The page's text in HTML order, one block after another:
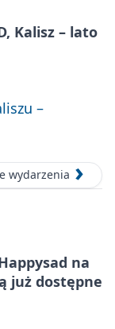
Kalisz – lato
–
wydarzenia
na
już dostępne